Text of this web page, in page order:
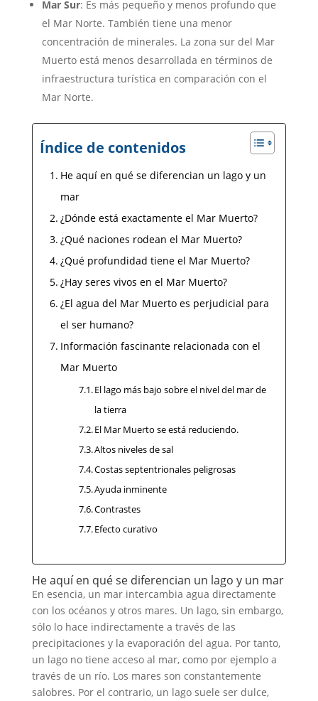
Mar Sur: Es más pequeño y menos profundo que
el Mar Norte. También tiene una menor
concentración de minerales. La zona sur del Mar
Muerto está menos desarrollada en términos de
infraestructura turística en comparación con el
Mar Norte.
Índice de contenidos
He aquí en qué se diferencian un lago y un
mar
¿Dónde está exactamente el Mar Muerto?
¿Qué naciones rodean el Mar Muerto?
¿Qué profundidad tiene el Mar Muerto?
¿Hay seres vivos en el Mar Muerto?
¿El agua del Mar Muerto es perjudicial para
el ser humano?
Información fascinante relacionada con el
Mar Muerto
El lago más bajo sobre el nivel del mar de
la tierra
El Mar Muerto se está reduciendo.
Altos niveles de sal
Costas septentrionales peligrosas
Ayuda inminente
Contrastes
Efecto curativo
He aquí en qué se diferencian un lago y un mar
En esencia, un mar intercambia agua directamente
con los océanos y otros mares. Un lago, sin embargo,
sólo lo hace indirectamente a través de las
precipitaciones y la evaporación del agua. Por tanto,
un lago no tiene acceso al mar, como por ejemplo a
través de un río. Los mares son constantemente
salobres. Por el contrario, un lago suele ser dulce,